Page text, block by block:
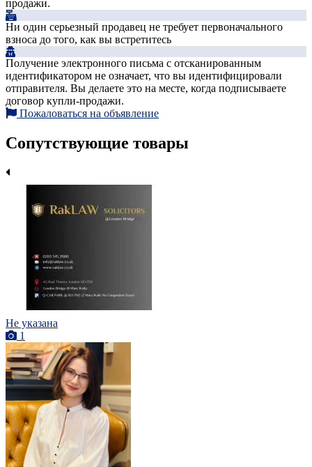
продажи.
Ни один серьезный продавец не требует первоначального
взноса до того, как вы встретитесь
Получение электронного письма с отсканированным
идентификатором не означает, что вы идентифицировали
отправителя. Вы делаете это на месте, когда подписываете
договор купли-продажи.
Пожаловаться на объявление
Сопутствующие товары
Не указана
1